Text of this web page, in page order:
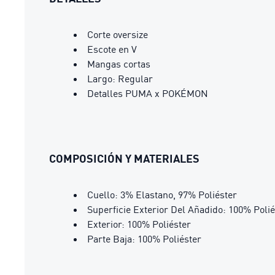
Corte oversize
Escote en V
Mangas cortas
Largo: Regular
Detalles PUMA x POKÉMON
COMPOSICIÓN Y MATERIALES
Cuello: 3% Elastano, 97% Poliéster
Superficie Exterior Del Añadido: 100%
Exterior: 100% Poliéster
Parte Baja: 100% Poliéster